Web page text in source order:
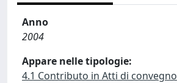
Anno
2004
Appare nelle tipologie:
4.1 Contributo in Atti di convegno